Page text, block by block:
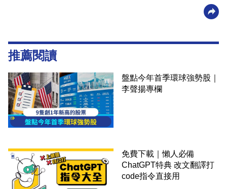
推薦閱讀
盤點今年首季環球強勢股｜
李聲揚專欄
免費下載｜懶人必備
ChatGPT特典 改文翻譯打
code指令直接用